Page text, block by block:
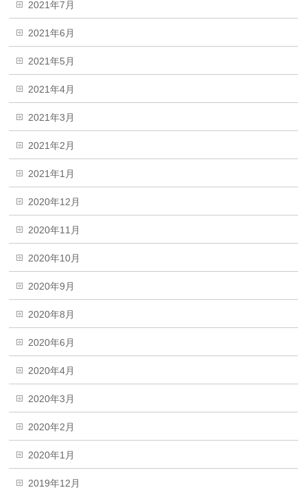
2021年7月
2021年6月
2021年5月
2021年4月
2021年3月
2021年2月
2021年1月
2020年12月
2020年11月
2020年10月
2020年9月
2020年8月
2020年6月
2020年4月
2020年3月
2020年2月
2020年1月
2019年12月